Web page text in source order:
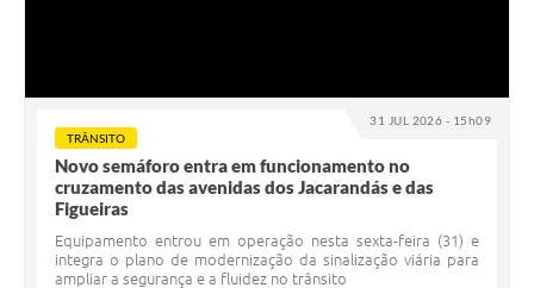
31 JUL 2026 - 15h09
TRÂNSITO
Novo semáforo entra em funcionamento no
cruzamento das avenidas dos Jacarandás e das
Figueiras
Equipamento entrou em operação nesta sexta-feira (31) e
integra o plano de modernização da sinalização viária para
ampliar a segurança e a fluidez no trânsito